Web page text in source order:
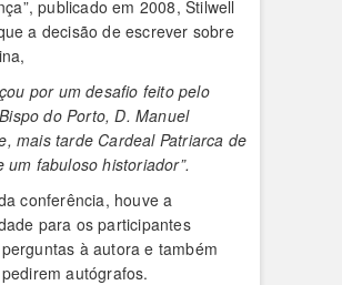
publicado em 2008, Stilwell
a decisão de escrever sobre
por um desafio feito pelo
do Porto, D. Manuel
mais tarde Cardeal Patriarca de
um fabuloso historiador”.
conferência, houve a
para os participantes
à autora e também
autógrafos.